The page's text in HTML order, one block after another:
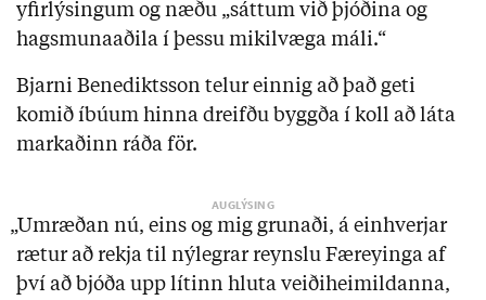
yfirlýsingum og næðu „sáttum við þjóðina og
hagsmunaaðila í þessu mikilvæga máli.“
Bjarni Benediktsson telur einnig að það geti
komið íbúum hinna dreifðu byggða í koll að láta
markaðinn ráða för.
„Umræðan nú, eins og mig grunaði, á einhverjar
rætur að rekja til nýlegrar reynslu Færeyinga af
því að bjóða upp lítinn hluta veiðiheimildanna,